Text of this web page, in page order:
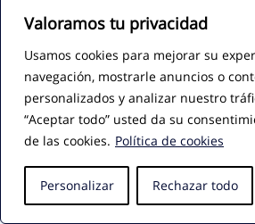
Valoramos tu privacidad
Usamos cookies para mejorar su
navegación, mostrarle anuncios o
personalizados y analizar nuestro
“Aceptar todo” usted da su
de las cookies. Política de cookies
Personalizar Rechazar todo
“Si no tienes una ventaja
En todo lo que hagas
principio de pareto o regla del
dice así: el 80% de las ventas de
proviene de un 20% de sus
sus productos, o el 80% de sus